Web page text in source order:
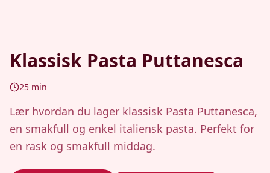
Klassisk Pasta Puttanesca
25 min
Lær hvordan du lager klassisk Pasta Puttanesca,
en smakfull og enkel italiensk pasta. Perfekt for
en rask og smakfull middag.